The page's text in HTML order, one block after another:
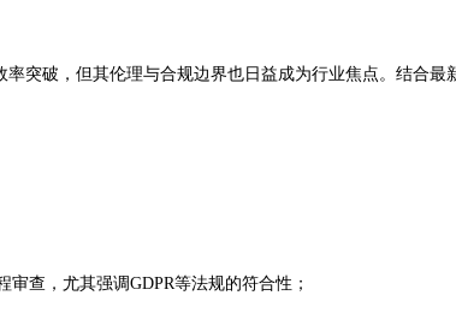
突破，但其伦理与合规边界也日益成为行业焦点。结合最
查，尤其强调GDPR等法规的符合性；